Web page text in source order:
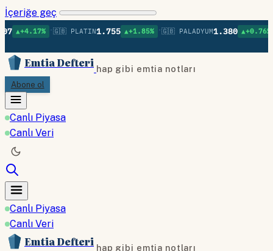
İçeriğe geç
•🇬🇧 PLATIN1.755 ▲+1.85% •🇬🇧 PALADYUM1.380 ▲+0.76% •🇬🇧
Emtia Defteri hap gibi emtia notları
Abone ol
Canlı Piyasa
Canlı Veri
Canlı Piyasa
Canlı Veri
Emtia Defteri hap gibi emtia notları